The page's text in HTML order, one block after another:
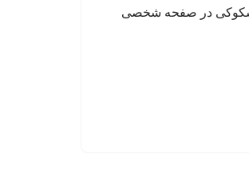
مشکوکی در صفحه شخصی